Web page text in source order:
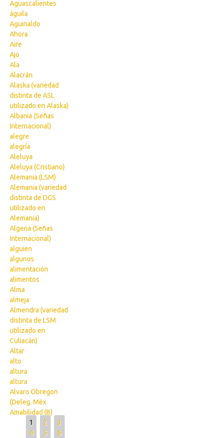
Aguascalientes
águila
Aguinaldo
Ahora
Aire
Ajo
Ala
Alacrán
Alaska (variedad
distinta de ASL
utilizado en Alaska)
Albania (Señas
Internacional)
alegre
alegría
Aleluya
Aleluya (Cristiano)
Alemania (LSM)
Alemania (variedad
distinta de DGS
utilizado en
Alemania)
Algeria (Señas
Internacional)
alguien
algunos
alimentación
alimentos
Alma
almeja
Almendra (variedad
distinta de LSM
utilizado en
Culiacán)
Altar
alto
altura
altura
Alvaro Obregon
(Deleg. Méx
Amabilidad (B)
Pages
1 2
3
4
5
6